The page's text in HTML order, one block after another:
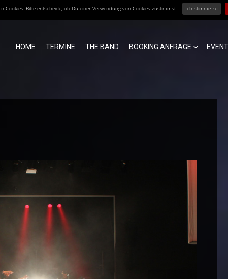
Cookies. Bitte entscheide, ob Du einer Verwendung von Cookies zustimmst. Ich stimme zu
HOME TERMINE THE BAND BOOKING ANFRAGE